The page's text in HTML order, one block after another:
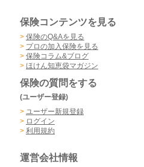
保険コンテンツを見る
> 保険のQ&Aを見る
> プロの加入保険を見る
> 保険コラム&ブログ
> ほけん知恵袋マガジン
保険の質問をする
(ユーザー登録)
> ユーザー新規登録
> ログイン
> 利用規約
運営会社情報